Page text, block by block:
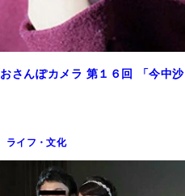
さんぽカメラ 第１６回 「今中沙
ライフ・文化